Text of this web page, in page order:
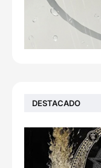
DESTACADO